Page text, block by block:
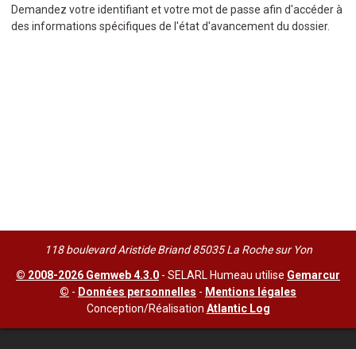
Demandez votre identifiant et votre mot de passe afin d'accéder à
des informations spécifiques de l'état d'avancement du dossier.
118 boulevard Aristide Briand 85035 La Roche sur Yon
© 2008-2026 Gemweb 4.3.0 - SELARL Humeau utilise Gemarcur
© - Données personnelles - Mentions légales
Conception/Réalisation Atlantic Log